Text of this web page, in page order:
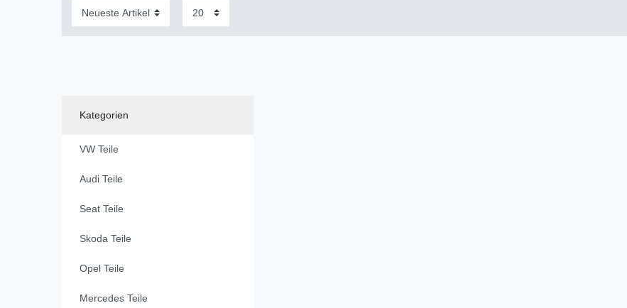
Kategorien
VW Teile
Audi Teile
Seat Teile
Skoda Teile
Opel Teile
Mercedes Teile